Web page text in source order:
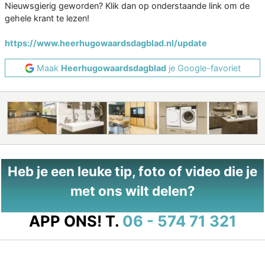
Nieuwsgierig geworden? Klik dan op onderstaande link om de
gehele krant te lezen!
https://www.heerhugowaardsdagblad.nl/update
Maak Heerhugowaardsdagbladje Google-favoriet
Heb je een leuke tip, foto of video die je
met ons wilt delen?
APP ONS! T. 06 - 574 71 321